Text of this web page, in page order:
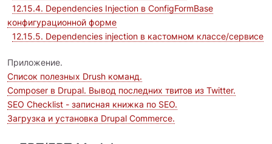
12.15.4. Dependencies Injection в ConfigFormBase
конфигурационной форме
12.15.5. Dependencies injection в кастомном классе/сервисе
Приложение.
Список полезных Drush команд.
Composer в Drupal. Вывод последних твитов из Twitter.
SEO Checklist - записная книжка по SEO.
Загрузка и установка Drupal Commerce.